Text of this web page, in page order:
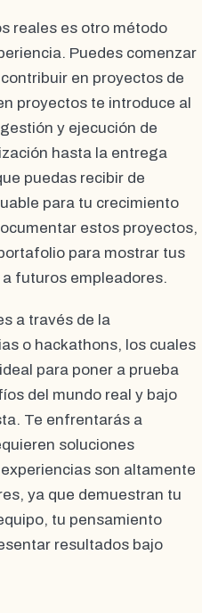
reales es otro método
Puedes comenzar
en proyectos de
proyectos te introduce al
y ejecución de
hasta la entrega
puedas recibir de
para tu crecimiento
estos proyectos,
para mostrar tus
futuros empleadores.
a través de la
o hackathons, los cuales
para poner a prueba
del mundo real y bajo
Te enfrentarás a
soluciones
son altamente
ya que demuestran tu
tu pensamiento
resultados bajo